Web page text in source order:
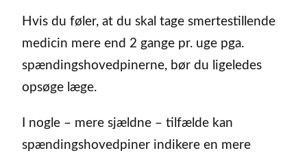
Hvis du føler, at du skal tage smertestillende
medicin mere end 2 gange pr. uge pga.
spændingshovedpinerne, bør du ligeledes
opsøge læge.
I nogle – mere sjældne – tilfælde kan
spændingshovedpiner indikere en mere